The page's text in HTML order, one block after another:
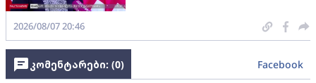
2026/08/07 20:46
კომენტარები: (0) Facebook